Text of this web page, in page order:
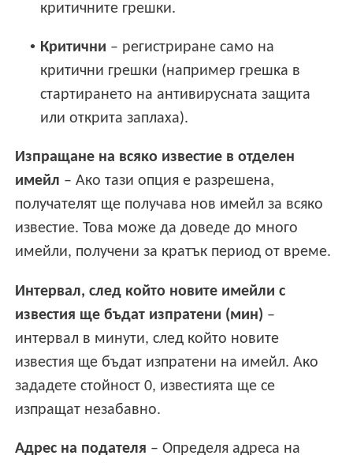
критичните грешки.
• Критични – регистриране само на
критични грешки (например грешка в
стартирането на антивирусната защита
или открита заплаха).
Изпращане на всяко известие в отделен
имейл – Ако тази опция е разрешена,
получателят ще получава нов имейл за всяко
известие. Това може да доведе до много
имейли, получени за кратък период от време.
Интервал, след който новите имейли с
известия ще бъдат изпратени (мин) –
интервал в минути, след който новите
известия ще бъдат изпратени на имейл. Ако
зададете стойност 0, известията ще се
изпращат незабавно.
Адрес на подателя – Определя адреса на